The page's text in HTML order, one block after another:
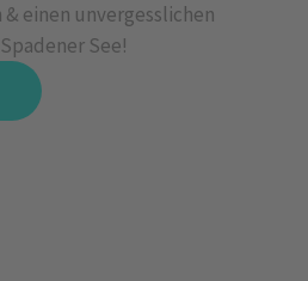
einen unvergesslichen
See!